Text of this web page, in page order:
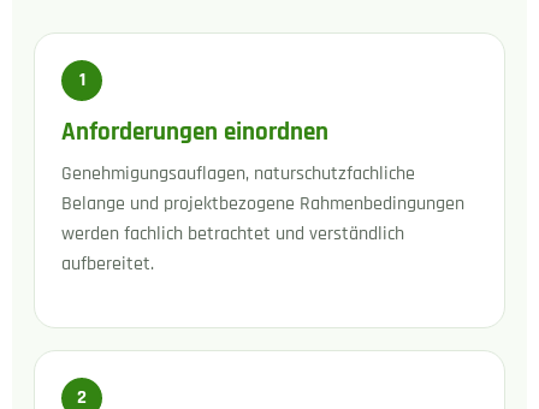
1
Anforderungen einordnen
Genehmigungsauflagen, naturschutzfachliche
Belange und projektbezogene Rahmenbedingungen
werden fachlich betrachtet und verständlich
aufbereitet.
2